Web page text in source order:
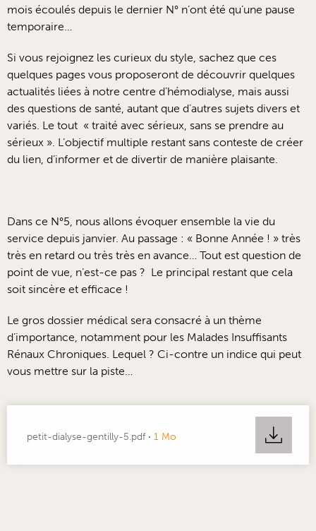
mois écoulés depuis le dernier N° n’ont été qu’une pause
temporaire…
Si vous rejoignez les curieux du style, sachez que ces
quelques pages vous proposeront de découvrir quelques
actualités liées à notre centre d’hémodialyse, mais aussi
des questions de santé, autant que d’autres sujets divers et
variés. Le tout « traité avec sérieux, sans se prendre au
sérieux ». L’objectif multiple restant sans conteste de créer
du lien, d’informer et de divertir de manière plaisante.
Dans ce N°5, nous allons évoquer ensemble la vie du
service depuis janvier. Au passage : « Bonne Année ! » très
très en retard ou très très en avance… Tout est question de
point de vue, n’est-ce pas ? Le principal restant que cela
soit sincère et efficace !
Le gros dossier médical sera consacré à un thème
d’importance, notamment pour les Malades Insuffisants
Rénaux Chroniques. Lequel ? Ci-contre un indice qui peut
vous mettre sur la piste…
petit-dialyse-gentilly-5.pdf· 1 Mo